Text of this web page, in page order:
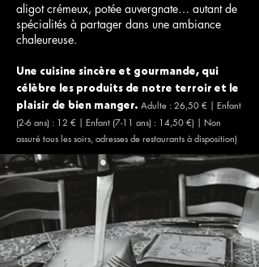
aligot crémeux, potée auvergnate… autant de
spécialités à partager dans une ambiance
chaleureuse.
Une cuisine sincère et gourmande, qui
célèbre les produits de notre terroir et le
plaisir de bien manger. Adulte : 26,50 € | Enfant
(2-6 ans) : 12 € | Enfant (7-11 ans) : 14,50 €) | Non
assuré tous les soirs, adresses de restaurants à disposition)